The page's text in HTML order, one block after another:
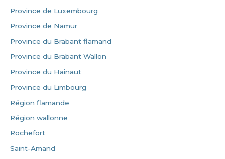
Province de Luxembourg
Province de Namur
Province du Brabant flamand
Province du Brabant Wallon
Province du Hainaut
Province du Limbourg
Région flamande
Région wallonne
Rochefort
Saint-Amand